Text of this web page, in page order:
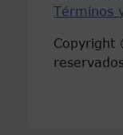
Términos
Copyright